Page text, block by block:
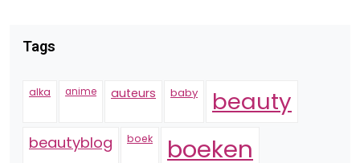
Tags
alka anime auteurs baby beauty
beautyblog boek boeken